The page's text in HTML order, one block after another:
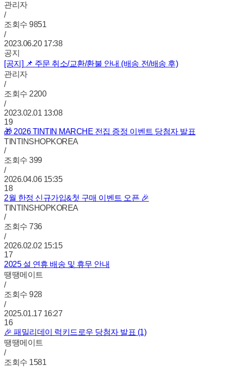
관리자
/
조회수9851
/
2023.06.20 17:38
공지
[공지] 📌 주문 취소/교환/환불 안내 (배송 전/배송 후)
관리자
/
조회수 2200
/
2023.02.01 13:08
19
🎁 2026 TINTIN MARCHE 전집 증정 이벤트 당첨자 발표
TINTINSHOPKOREA
/
조회수399
/
2026.04.06 15:35
18
2월 한정 신규가입&첫 구매 이벤트 오픈 🎉
TINTINSHOPKOREA
/
조회수736
/
2026.02.02 15:15
17
2025 설 연휴 배송 및 휴무 안내
땡땡메이트
/
조회수928
/
2025.01.17 16:27
16
🎉 패밀리데이 럭키드로우 당첨자 발표 (1)
땡땡메이트
/
조회수 1581